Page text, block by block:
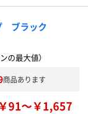
ブラック
の最大値）
商品あります
￥91～￥1,657